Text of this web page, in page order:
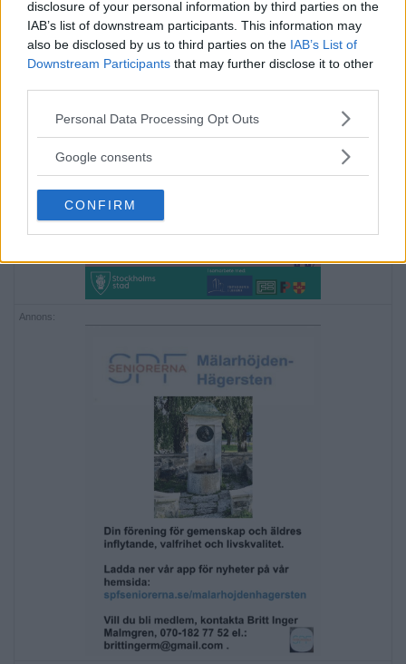
disclosure of your personal information by third parties on the
IAB’s list of downstream participants. This information may
also be disclosed by us to third parties on the IAB’s List of
Downstream Participants that may further disclose it to other
Please note that this website/app uses one or more Google
not limited to your visit or usage behaviour. You may click to
use your data for below specified purposes in below Google
consent section.
Personal Data Processing Opt Outs
Google consents
CONFIRM
Annons:
Annons: